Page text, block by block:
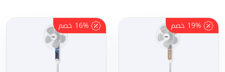
19% خصم 16% خصم